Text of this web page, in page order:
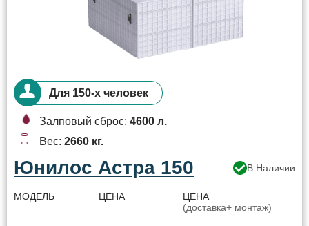
Юнилос Астра 150 В Наличии
МОДЕЛЬ ЦЕНА
ЦЕНА
(доставка+ монтаж)
Для 150-х человек
Залповый сброс: 4600 л.
Вес: 2660 кг.